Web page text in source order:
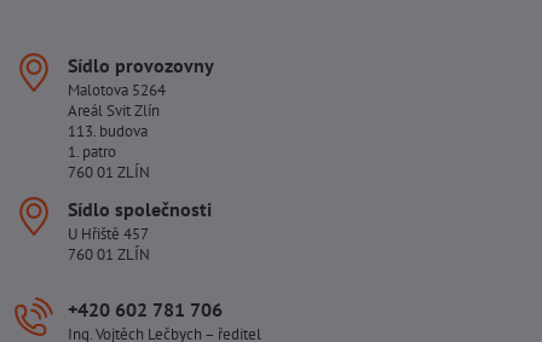
Sídlo provozovny
Malotova 5264
Areál Svit Zlín
113. budova
1. patro
760 01 ZLÍN
Sídlo společnosti
U Hřiště 457
760 01 ZLÍN
+420 602 781 706
Ing. Vojtěch Lečbych – ředitel